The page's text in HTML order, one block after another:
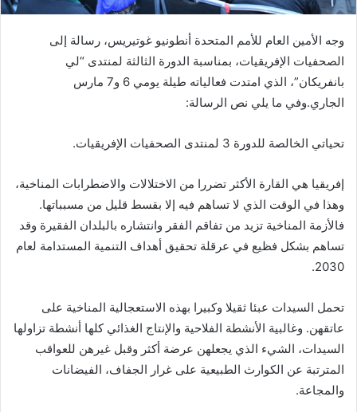
وجه الأمين العام للأمم المتحدة أنطونيو غوتيريس، رسالة إلى
الصحفيات الإفريقيات، بمناسبة الدورة الثالثة لمنتدى “لي
بانفريكان”، الذي امتدت فعالياته طيلة يومي 6 و7 مارس
الجاري.وفي ما يلي نص الرسالة:
تحياتي الخالصة للدورة 3 لمنتدى الصحفيات الإفريقيات.
إفريقيا هي القارة الأكثر تضررا من الاختلالات والاضطرابات المناخية،
وهذا في الوقت الذي لا تساهم فيه إلا بقسط قليل من مسبباتها.
فالأزمة المناخية تزيد من تفاقم الفقر وانتشاره بالبلدان الفقيرة وقد
تساهم بشكل فظيع في عرقلة تحقيق أهداف التنمية المستدامة لعام
2030.
تحمل السيدات عبئا ثقيلا وكبيرا بهذه الاستعجالية المناخية على
عاتقهن. وغالبية الأنشطة الفلاحية والإنتاج الغذائي كلها أنشطة تزاولها
السيدات، الشيء الذي يجعلهن عرضة أكثر وقبل غيرهن للعواقب
المترتبة عن الكوارث الطبيعية على غرار الجفاف، الفيضانات
والمجاعة.